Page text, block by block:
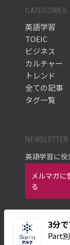
3分
Part
CATEGORIES
英語学習
TOEIC
ビジネス
カルチャー
トレンド
全ての記事
タグ一覧
NEWSLETTER
英語学習に役
メルマガに
る